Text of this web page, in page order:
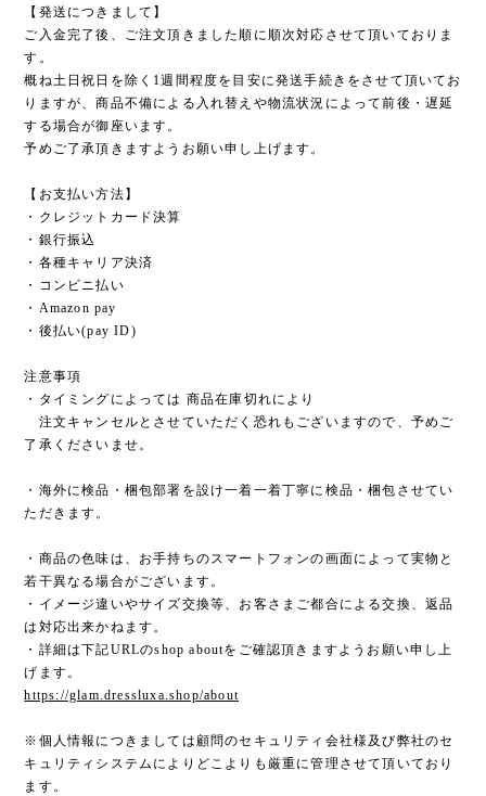
【発送につきまして】
ご入金完了後、ご注文頂きました順に順次対応させて頂いておりま
す。
概ね土日祝日を除く1週間程度を目安に発送手続きをさせて頂いてお
りますが、商品不備による入れ替えや物流状況によって前後・遅延
する場合が御座います。
予めご了承頂きますようお願い申し上げます。
【お支払い方法】
・クレジットカード決算
・銀行振込
・各種キャリア決済
・コンビニ払い
・Amazon pay
・後払い(pay ID)
注意事項
・タイミングによっては 商品在庫切れにより
注文キャンセルとさせていただく恐れもございますので、予めご
了承くださいませ。
・海外に検品・梱包部署を設け一着一着丁寧に検品・梱包させてい
ただきます。
・商品の色味は、お手持ちのスマートフォンの画面によって実物と
若干異なる場合がございます。
・イメージ違いやサイズ交換等、お客さまご都合による交換、返品
は対応出来かねます。
・詳細は下記URLのshop aboutをご確認頂きますようお願い申し上
げます。
https://glam.dressluxa.shop/about
※個人情報につきましては顧問のセキュリティ会社様及び弊社のセ
キュリティシステムによりどこよりも厳重に管理させて頂いており
ます。